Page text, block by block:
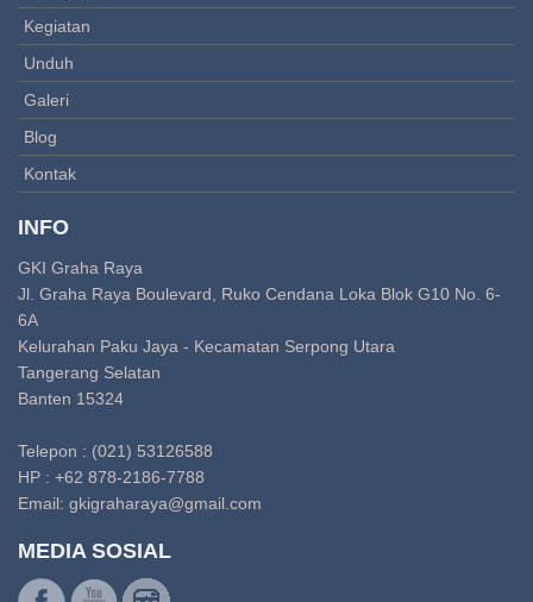
Kegiatan
Unduh
Galeri
Blog
Kontak
INFO
GKI Graha Raya
Jl. Graha Raya Boulevard, Ruko Cendana Loka Blok G10 No. 6-
6A
Kelurahan Paku Jaya - Kecamatan Serpong Utara
Tangerang Selatan
Banten 15324
Telepon : (021) 53126588
HP : +62 878-2186-7788
Email: gkigraharaya@gmail.com
MEDIA SOSIAL